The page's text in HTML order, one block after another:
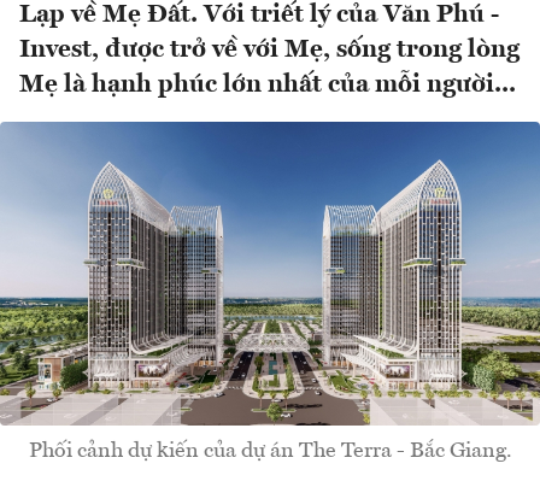
Lạp về Mẹ Đất. Với triết lý của Văn Phú -
Invest, được trở về với Mẹ, sống trong lòng
Mẹ là hạnh phúc lớn nhất của mỗi người...
Phối cảnh dự kiến của dự án The Terra - Bắc Giang.